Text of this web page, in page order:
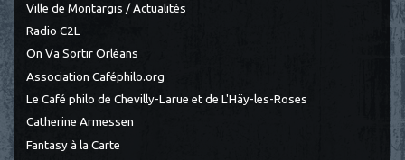
Ville de Montargis / Actualités
Radio C2L
On Va Sortir Orléans
Association Caféphilo.org
Le Café philo de Chevilly-Larue et de L'Häy-les-Roses
Catherine Armessen
Fantasy à la Carte